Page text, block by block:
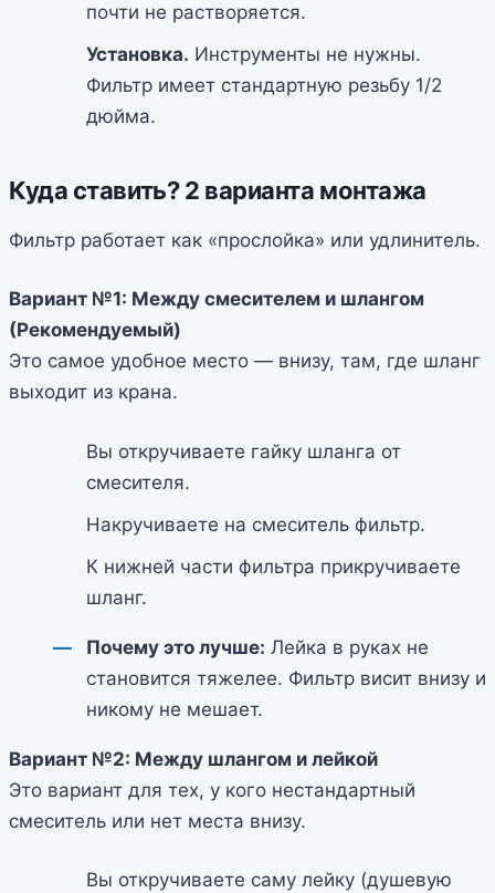
почти не растворяется.
Установка. Инструменты не нужны.
Фильтр имеет стандартную резьбу 1/2
дюйма.
Куда ставить? 2 варианта монтажа
Фильтр работает как «прослойка» или удлинитель.
Вариант №1: Между смесителем и шлангом
(Рекомендуемый)
Это самое удобное место — внизу, там, где шланг
выходит из крана.
Вы откручиваете гайку шланга от
смесителя.
Накручиваете на смеситель фильтр.
К нижней части фильтра прикручиваете
шланг.
Почему это лучше: Лейка в руках не
становится тяжелее. Фильтр висит внизу и
никому не мешает.
Вариант №2: Между шлангом и лейкой
Это вариант для тех, у кого нестандартный
смеситель или нет места внизу.
Вы откручиваете саму лейку (душевую